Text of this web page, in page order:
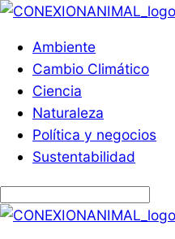
Ambiente
Cambio Climático
Ciencia
Naturaleza
Política y negocios
Sustentabilidad